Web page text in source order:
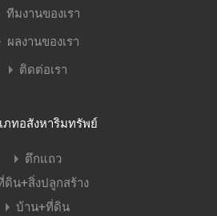
ทีมงานของเรา
ผลงานของเรา
ติดต่อเรา
ภทอสังหาริมทรัพย์
ตึกแถว
ดิน+สิ่งปลูกสร้าง
บ้าน+ที่ดิน